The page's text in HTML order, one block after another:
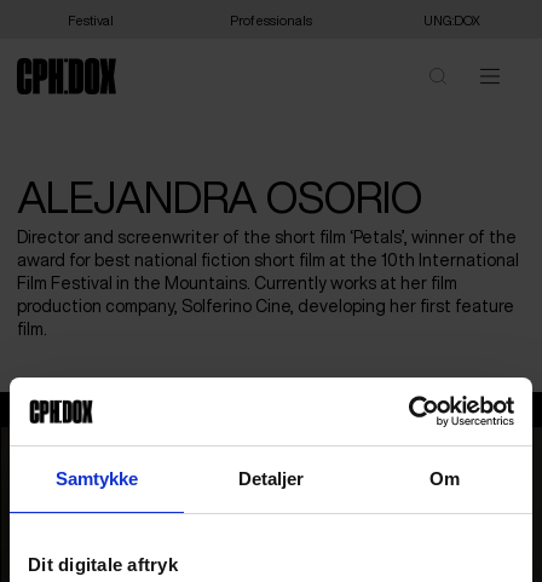
Samtykke Detaljer Om
Dit digitale aftryk
Festival Professionals UNG:DOX
ALEJANDRA OSORIO
Director and screenwriter of the short film ‘Petals’, winner of the
award for best national fiction short film at the 10th International
Film Festival in the Mountains. Currently works at her film
production company, Solferino Cine, developing her first feature
film.
Alejandra Osorio